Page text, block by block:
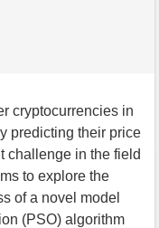
cryptocurrencies in
predicting their price
challenge in the field
to explore the
of a novel model
(PSO) algorithm